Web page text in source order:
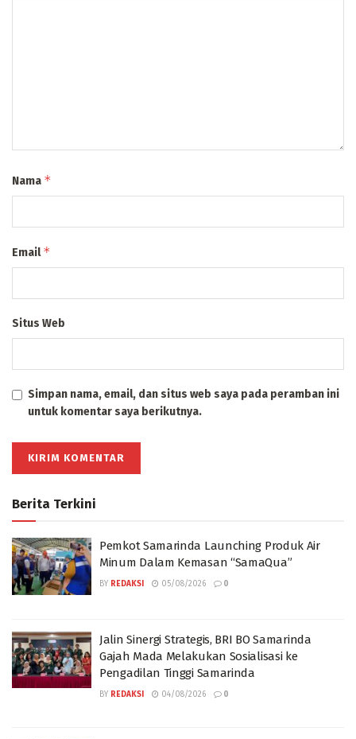
Nama *
Email*
Situs Web
Simpan nama, email, dan situs web saya pada peramban ini
untuk komentar saya berikutnya.
Berita Terkini
Pemkot Samarinda Launching Produk Air
Minum Dalam Kemasan “SamaQua”
BY REDAKSI 05/08/2026 0
Jalin Sinergi Strategis, BRI BO Samarinda
Gajah Mada Melakukan Sosialisasi ke
Pengadilan Tinggi Samarinda
BY REDAKSI 04/08/2026 0